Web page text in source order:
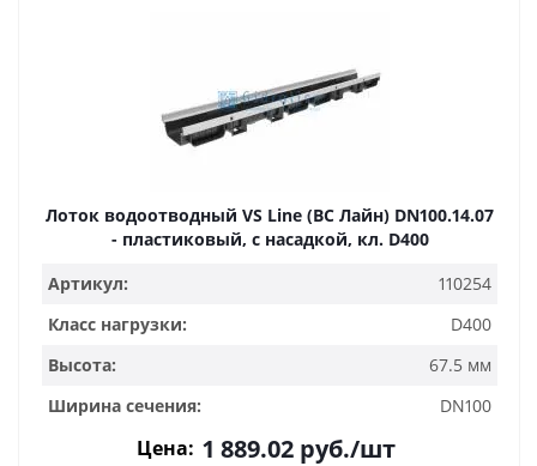
Лоток водоотводный VS Line (ВС Лайн) DN100.14.07
- пластиковый, с насадкой, кл. D400
Артикул:
110254
Класс нагрузки:
D400
Высота:
67.5 мм
Ширина сечения:
DN100
Цена: 1 889.02руб./шт